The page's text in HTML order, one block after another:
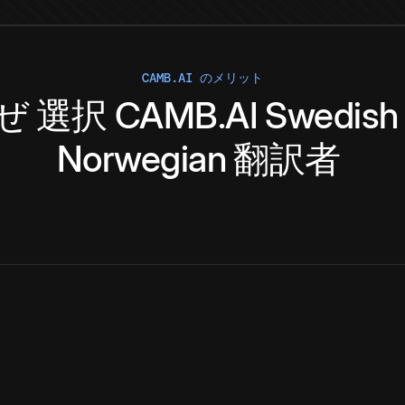
CAMB.AI のメリット
選択 CAMB.AI Swedish
Norwegian 翻訳者